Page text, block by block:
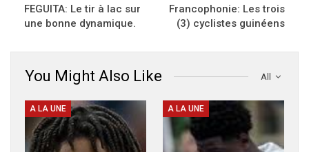
FEGUITA: Le tir à lac sur
une bonne dynamique.
Francophonie: Les trois
(3) cyclistes guinéens
All
You Might Also Like
A LA UNE A LA UNE